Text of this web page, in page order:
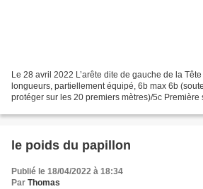
Le 28 avril 2022 L’arête dite de gauche de la
longueurs, partiellement équipé, 6b max 6b
protéger sur les 20 premiers mètres)/5c Première
le poids du papillon
Publié le 18/04/2022 à 18:34
Par Thomas